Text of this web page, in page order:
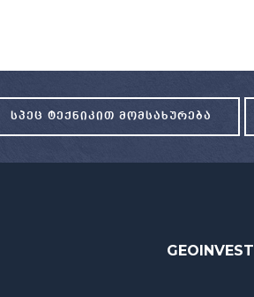
ᲡᲞᲔᲪ ᲢᲔᲥᲜᲘᲙᲘᲗ ᲛᲝᲛᲡᲐᲮᲣᲠᲔᲑᲐ
GEOINVEST